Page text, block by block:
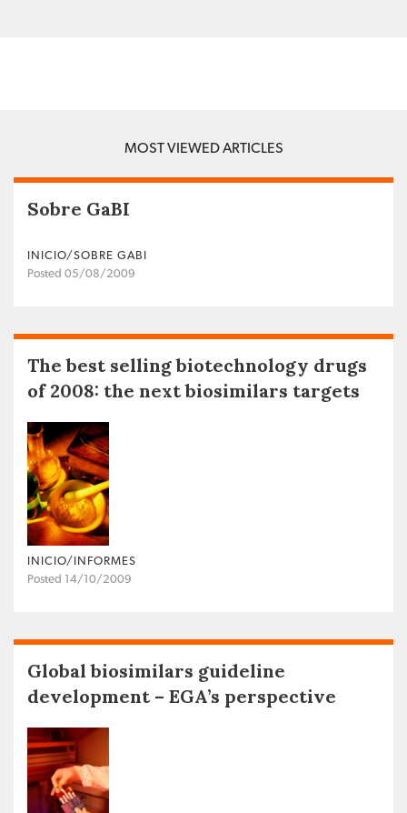
MOST VIEWED ARTICLES
Sobre GaBI
INICIO/SOBRE GABI
Posted 05/08/2009
The best selling biotechnology drugs
of 2008: the next biosimilars targets
INICIO/INFORMES
Posted 14/10/2009
Global biosimilars guideline
development – EGA’s perspective